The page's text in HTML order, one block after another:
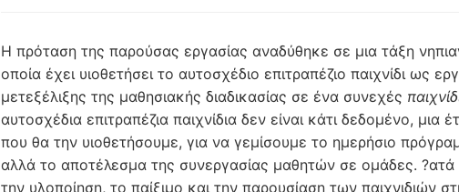
Η πρόταση της παρούσας εργασίας αναδύθηκε σε μια τάξη
οποία έχει υιοθετήσει το αυτοσχέδιο επιτραπέζιο παιχνίδι ως
μετεξέλιξης της μαθησιακής διαδικασίας σε ένα συνεχές
αυτοσχέδια επιτραπέζια παιχνίδια δεν είναι κάτι δεδομένο, μια
που θα την υιοθετήσουμε, για να γεμίσουμε το ημερήσιο
αλλά το αποτέλεσμα της συνεργασίας μαθητών σε ομάδες. ?ατά
την υλοποίηση, το παίξιμο και την παρουσίαση των παιχνιδιών